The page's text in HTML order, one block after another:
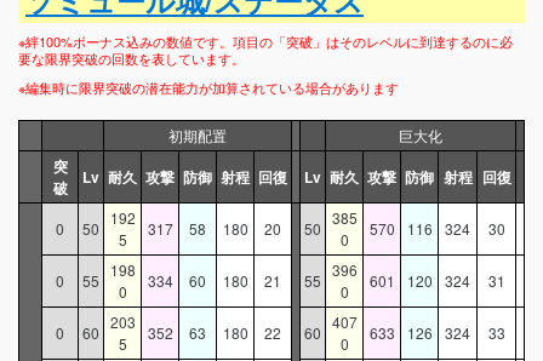
※絆100%ボーナス込みの数値です。項目の「突破」はそのレベルに到達するのに必
要な限界突破の回数を表しています。
※編集時に限界突破の潜在能力が加算されている場合があります
初期配置 巨大化
突
破
Lv 耐久 攻撃 防御 射程 回復 Lv 耐久 攻撃 防御 射程 回復
0 50
192
5
317 58 180 20 50
385
0
570 116 324 30
0 55
198
0
334 60 180 21 55
396
0
601 120 324 31
0 60
203
5
352 63 180 22 60
407
0
633 126 324 33